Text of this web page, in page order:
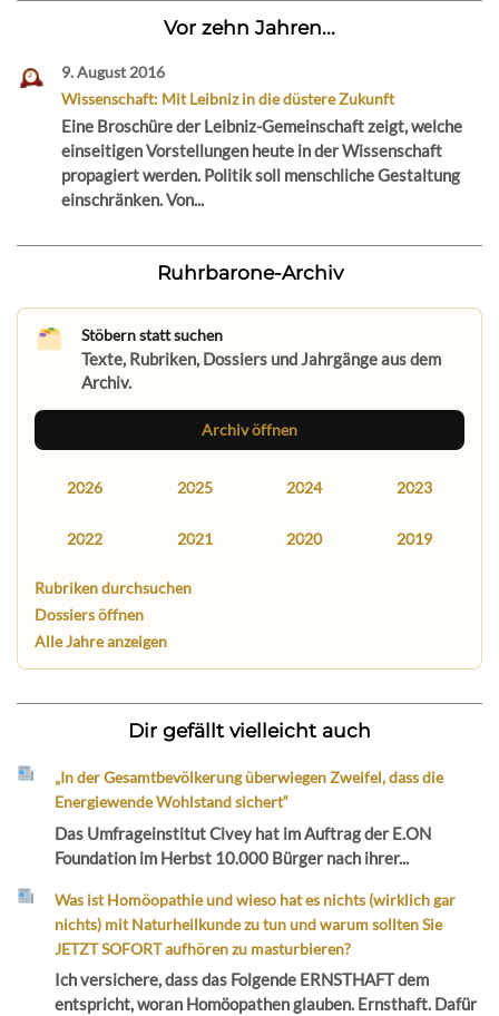
Vor zehn Jahren...
9. August 2016
Wissenschaft: Mit Leibniz in die düstere Zukunft
Eine Broschüre der Leibniz-Gemeinschaft zeigt, welche
einseitigen Vorstellungen heute in der Wissenschaft
propagiert werden. Politik soll menschliche Gestaltung
einschränken. Von...
Ruhrbarone-Archiv
Stöbern statt suchen
Texte, Rubriken, Dossiers und Jahrgänge aus dem
Archiv.
Archiv öffnen
2026 2025 2024 2023
2022 2021 2020 2019
Rubriken durchsuchen
Dossiers öffnen
Alle Jahre anzeigen
Dir gefällt vielleicht auch
„In der Gesamtbevölkerung überwiegen Zweifel, dass die
Energiewende Wohlstand sichert“
Das Umfrageinstitut Civey hat im Auftrag der E.ON
Foundation im Herbst 10.000 Bürger nach ihrer...
Was ist Homöopathie und wieso hat es nichts (wirklich gar
nichts) mit Naturheilkunde zu tun und warum sollten Sie
JETZT SOFORT aufhören zu masturbieren?
Ich versichere, dass das Folgende ERNSTHAFT dem
entspricht, woran Homöopathen glauben. Ernsthaft. Dafür